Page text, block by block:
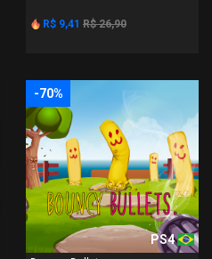
R$ 9,41 R$ 26,90
-70%
PS4